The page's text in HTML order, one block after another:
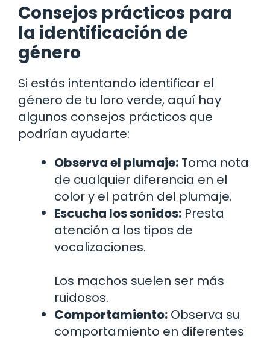
Consejos prácticos para
la identificación de
género
Si estás intentando identificar el
género de tu loro verde, aquí hay
algunos consejos prácticos que
podrían ayudarte:
Observa el plumaje: Toma nota
de cualquier diferencia en el
color y el patrón del plumaje.
Escucha los sonidos: Presta
atención a los tipos de
vocalizaciones.
Los machos suelen ser más
ruidosos.
Comportamiento: Observa su
comportamiento en diferentes